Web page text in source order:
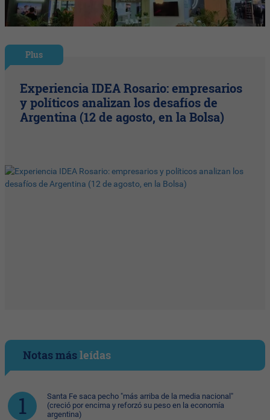
Plus
Experiencia IDEA Rosario: empresarios
y políticos analizan los desafíos de
Argentina (12 de agosto, en la Bolsa)
Notas másleídas
Santa Fe saca pecho "más arriba de la media nacional"
(creció por encima y reforzó su peso en la economía
argentina)